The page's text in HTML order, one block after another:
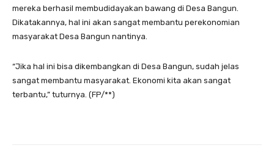
mereka berhasil membudidayakan bawang di Desa Bangun.
Dikatakannya, hal ini akan sangat membantu perekonomian
masyarakat Desa Bangun nantinya.
“Jika hal ini bisa dikembangkan di Desa Bangun, sudah jelas
sangat membantu masyarakat. Ekonomi kita akan sangat
terbantu,” tuturnya. (FP/**)